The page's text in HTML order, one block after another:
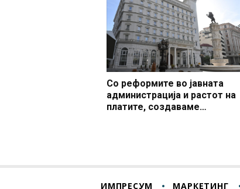
Со реформите во јавната
администрација и растот на
платите, создаваме
ИМПРЕСУМ МАРКЕТИНГ